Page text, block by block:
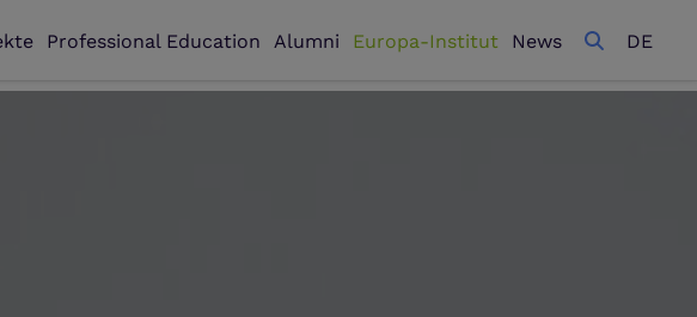
Professional Education Alumni Europa-Institut News DE